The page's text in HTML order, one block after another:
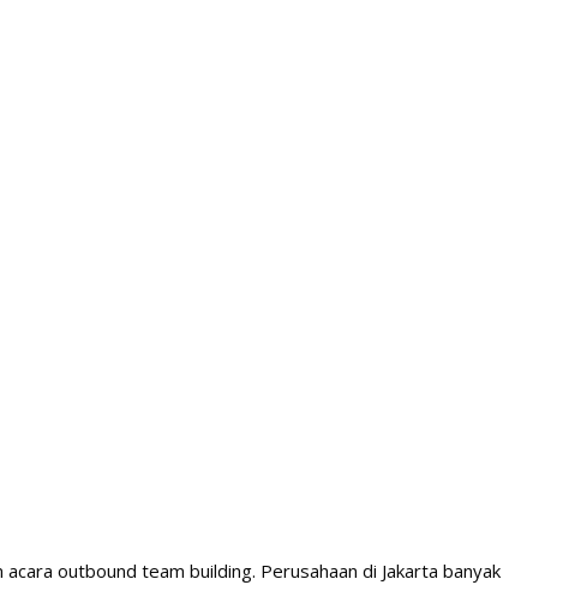
outbound team building. Perusahaan di Jakarta banyak